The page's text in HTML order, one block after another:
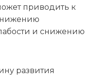
приводить к
и снижению
развития